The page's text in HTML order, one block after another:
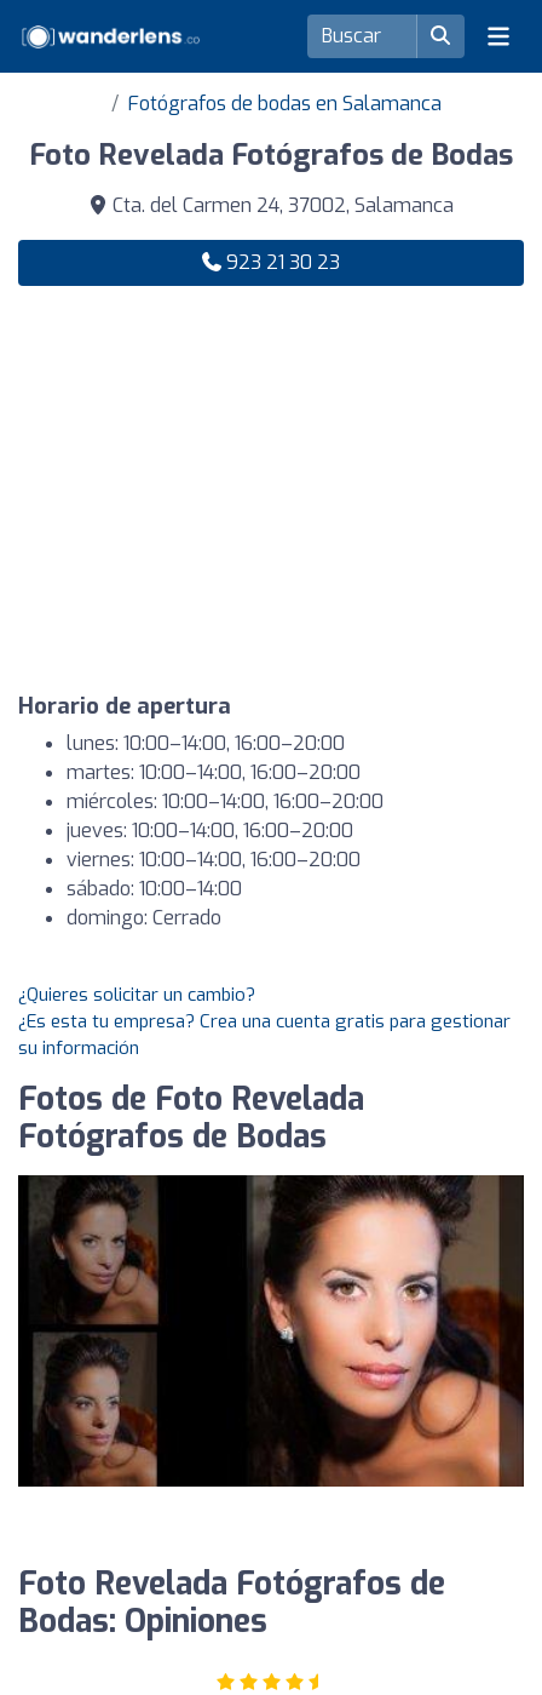
Fotógrafos de bodas en Salamanca
Foto Revelada Fotógrafos de Bodas
Cta. del Carmen 24, 37002, Salamanca
923 21 30 23
Horario de apertura
lunes: 10:00–14:00, 16:00–20:00
martes: 10:00–14:00, 16:00–20:00
miércoles: 10:00–14:00, 16:00–20:00
jueves: 10:00–14:00, 16:00–20:00
viernes: 10:00–14:00, 16:00–20:00
sábado: 10:00–14:00
domingo: Cerrado
¿Quieres solicitar un cambio?
¿Es esta tu empresa? Crea una cuenta gratis para gestionar
su información
Fotos de Foto Revelada
Fotógrafos de Bodas
Foto Revelada Fotógrafos de
Bodas: Opiniones